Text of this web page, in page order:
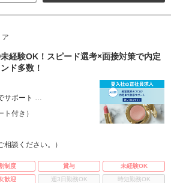
経験OK！スピード選考×面接対策で内定
ド多数！
サポート …
付き）
談ください。）
制度 賞与
未経験OK
歓迎 週3日勤務OK
時短勤務OK